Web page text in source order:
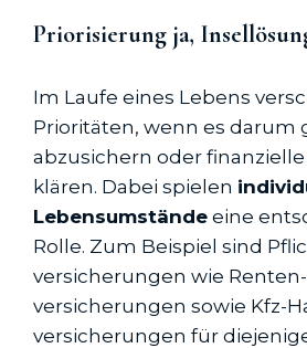
Priorisierung ja,
Im Laufe eines Lebens
Prioritäten, wenn es darum
abzusichern oder finanzielle
klären. Dabei spielen
Lebensumstände eine
Rolle. Zum Beispiel sind
versicherungen wie
versicherungen sowie Kfz-
versicherungen für